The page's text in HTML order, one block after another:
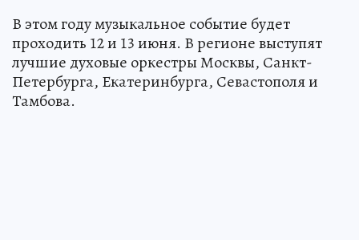
В этом году музыкальное событие будет
проходить 12 и 13 июня. В регионе выступят
лучшие духовые оркестры Москвы, Санкт-
Петербурга, Екатеринбурга, Севастополя и
Тамбова.